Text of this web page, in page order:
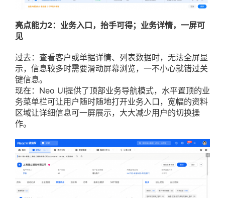
亮点能力2：业务入口，抬手可得；业务详情，一屏可
见
过去：查看客户或单据详情、列表数据时，无法全屏显
示，信息较多时需要滑动屏幕浏览，一不小心就错过关
键信息。
现在：Neo UI提供了顶部业务导航模式，水平置顶的业
务菜单栏可让用户随时随地打开业务入口，宽幅的资料
区域让详细信息可一屏展示，大大减少用户的切换操
作。